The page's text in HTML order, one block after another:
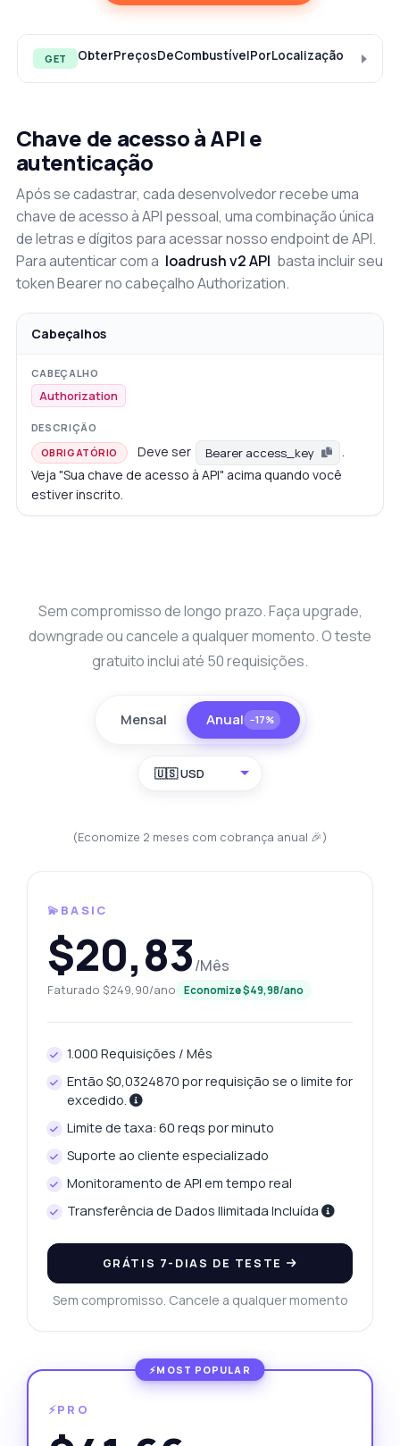
GET ObterPreçosDeCombustívelPorLocalização
Chave de acesso à API e
autenticação
Após se cadastrar, cada desenvolvedor recebe uma
chave de acesso à API pessoal, uma combinação única
de letras e dígitos para acessar nosso endpoint de API.
Para autenticar com a loadrush v2 API basta incluir seu
token Bearer no cabeçalho Authorization.
Cabeçalhos
Authorization
OBRIGATÓRIO Deve ser Bearer access_key
.
Veja "Sua chave de acesso à API" acima quando você
estiver inscrito.
Sem compromisso de longo prazo. Faça upgrade,
downgrade ou cancele a qualquer momento. O teste
gratuito inclui até 50 requisições.
Mensal Anual −17%
🇺🇸 USD
(Economize 2 meses com cobrança anual 🎉)
💫BASIC
$20,83/Mês
Faturado $249,90/ano Economize $49,98/ano
1.000 Requisições / Mês
Então $0,0324870 por requisição se o limite for
excedido.
Limite de taxa: 60 reqs por minuto
Suporte ao cliente especializado
Monitoramento de API em tempo real
Transferência de Dados Ilimitada Incluída
GRÁTIS 7-DIAS DE TESTE
Sem compromisso. Cancele a qualquer momento
⚡PRO